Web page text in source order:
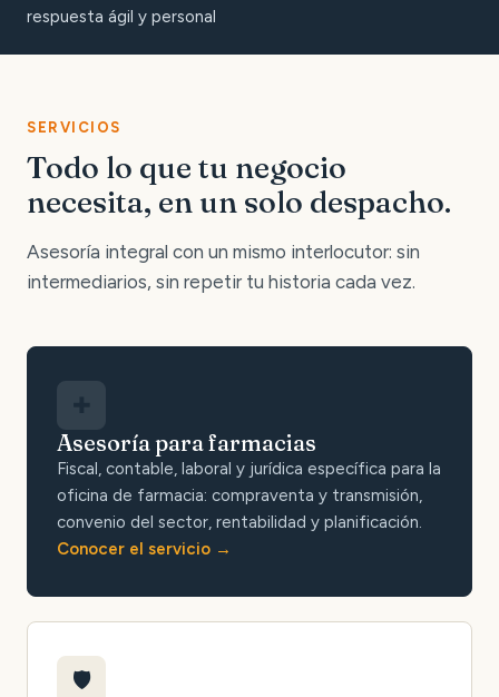
respuesta ágil y personal
SERVICIOS
Todo lo que tu negocio
necesita, en un solo despacho.
Asesoría integral con un mismo interlocutor: sin
intermediarios, sin repetir tu historia cada vez.
Asesoría para farmacias
Fiscal, contable, laboral y jurídica específica para la
oficina de farmacia: compraventa y transmisión,
convenio del sector, rentabilidad y planificación.
Conocer el servicio
🛡️